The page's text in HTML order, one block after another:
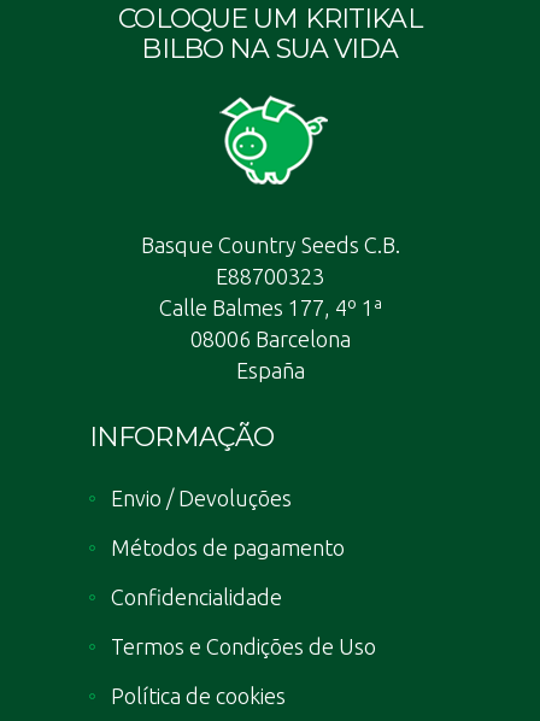
COLOQUE UM KRITIKAL
BILBO NA SUA VIDA
Basque Country Seeds C.B.
E88700323
Calle Balmes 177, 4º 1ª
08006 Barcelona
España
INFORMAÇÃO
Envio / Devoluções
Métodos de pagamento
Confidencialidade
Termos e Condições de Uso
Política de cookies